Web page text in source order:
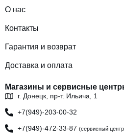
О нас
Контакты
Гарантия и возврат
Доставка и оплата
Магазины и сервисные
г. Донецк, пр-т. Ильича, 1
+7(949)-203-00-32
+7(949)-472-33-87(сервисный